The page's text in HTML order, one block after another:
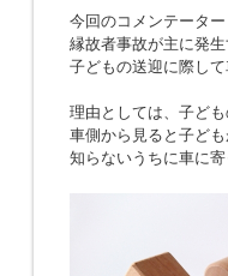
今回のコメンテータ
縁故者事故が主に発
子どもの送迎に際し
理由としては、子ど
車側から見ると子ど
知らないうちに車に